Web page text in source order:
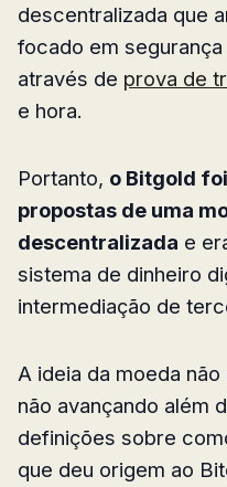
descentralizada que
focado em
através de prova de
e hora.
Portanto, o Bitgold
propostas de uma
descentralizada e
sistema de dinheiro
intermediação de
A ideia da moeda
não avançando além
definições sobre
que deu origem ao